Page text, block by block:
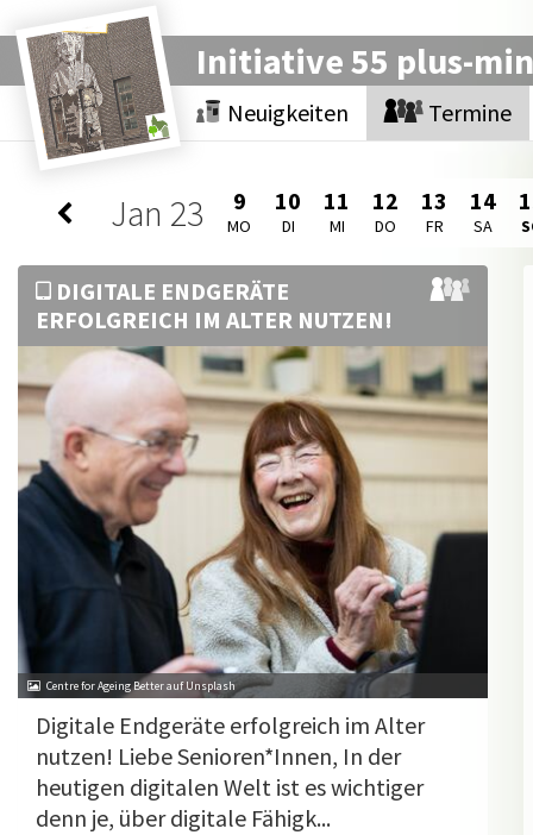
Initiative 55 plus-
Neuigkeiten Termine
Jan 23 9
MO
10
DI
11
MI
12
DO
13
FR
14
SA
DIGITALE ENDGERÄTE
ERFOLGREICH IM ALTER NUTZEN!
Centre for Ageing Better auf Unsplash
Digitale Endgeräte erfolgreich im Alter
nutzen! Liebe Senioren*Innen, In der
heutigen digitalen Welt ist es wichtiger
denn je, über digitale Fähigk...